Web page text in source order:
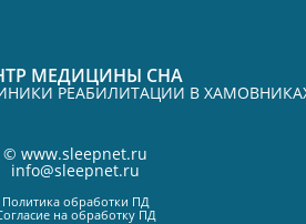
МЕДИЦИНЫ СНА
РЕАБИЛИТАЦИИ В
© www.sleepnet.ru
info@sleepnet.ru
Политика обработки ПД
на обработку ПД